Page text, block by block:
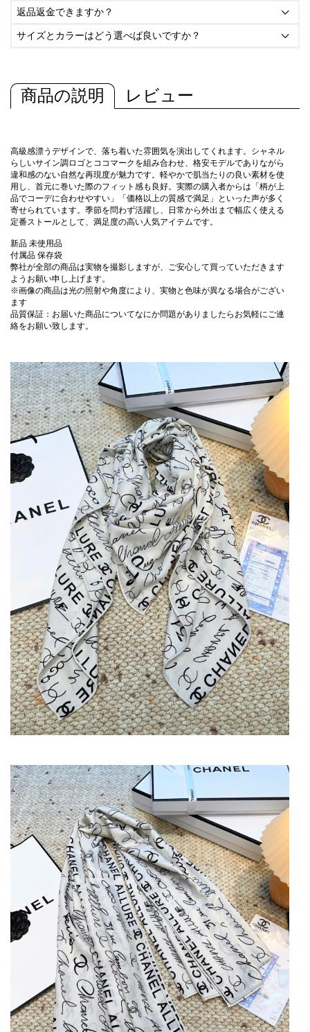
返品返金できますか？ 
サイズとカラーはどう選べば良いですか？ 
商品の説明 レビュー
高級感漂うデザインで、落ち着いた雰囲気を演出してくれます。シャネル
らしいサイン調ロゴとココマークを組み合わせ、格安モデルでありながら
違和感のない自然な再現度が魅力です。軽やかで肌当たりの良い素材を使
用し、首元に巻いた際のフィット感も良好。実際の購入者からは「柄が上
品でコーデに合わせやすい」「価格以上の質感で満足」といった声が多く
寄せられています。季節を問わず活躍し、日常から外出まで幅広く使える
定番ストールとして、満足度の高い人気アイテムです。
新品 未使用品
付属品 保存袋
弊社が全部の商品は実物を撮影しますが、ご安心して買っていただきます
ようお願い申し上げます。
※画像の商品は光の照射や角度により、実物と色味が異なる場合がござい
ます
品質保証：お届いた商品についてなにか問題がありましたらお気軽にご連
絡をお願い致します。